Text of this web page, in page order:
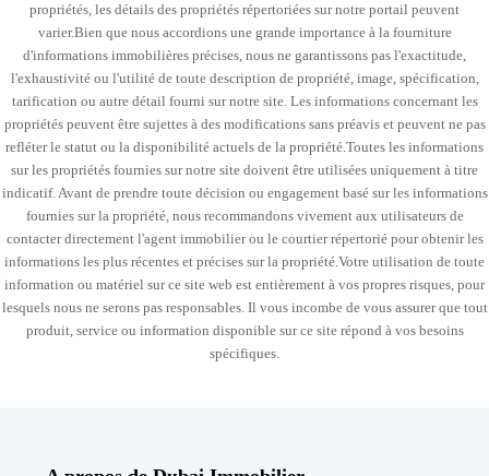
propriétés, les détails des propriétés répertoriées sur notre portail peuvent
varier.Bien que nous accordions une grande importance à la fourniture
d'informations immobilières précises, nous ne garantissons pas l'exactitude,
l'exhaustivité ou l'utilité de toute description de propriété, image, spécification,
tarification ou autre détail fourni sur notre site. Les informations concernant les
propriétés peuvent être sujettes à des modifications sans préavis et peuvent ne pas
refléter le statut ou la disponibilité actuels de la propriété.Toutes les informations
sur les propriétés fournies sur notre site doivent être utilisées uniquement à titre
indicatif. Avant de prendre toute décision ou engagement basé sur les informations
fournies sur la propriété, nous recommandons vivement aux utilisateurs de
contacter directement l'agent immobilier ou le courtier répertorié pour obtenir les
informations les plus récentes et précises sur la propriété.Votre utilisation de toute
information ou matériel sur ce site web est entièrement à vos propres risques, pour
lesquels nous ne serons pas responsables. Il vous incombe de vous assurer que tout
produit, service ou information disponible sur ce site répond à vos besoins
spécifiques.